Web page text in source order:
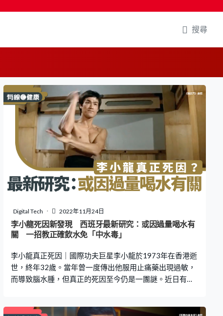
搜尋
Digital Tech 2022年11月24日
李小龍死因新發現 西班牙最新研究：或因過量喝水有
關 一招教正確飲水免「中水毒」
李小龍真正死因｜國際功夫巨星李小龍於1973年在香港逝
世，終年32歲。當年曾一度傳出他服用止痛藥出現過敏，
而導致腦水腫，但真正的死因至今仍是一團謎。近日有西
的家中昏迷，終年32歲。當年死因庭裁定李小龍「死於非